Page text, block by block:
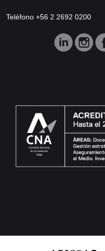
Teléfono +56 2 2692 0200